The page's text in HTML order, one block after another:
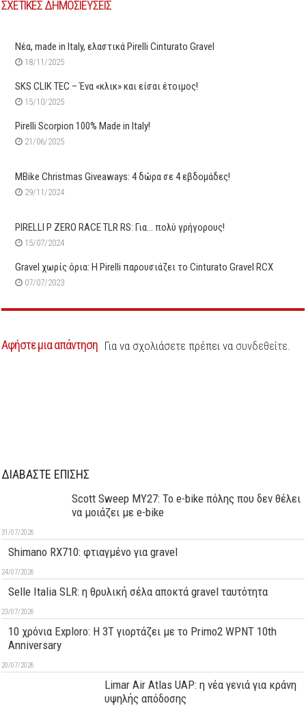
ΣΧΕΤΙΚΕΣ ΔΗΜΟΣΙΕΥΣΕΙΣ
Νέα, made in Italy, ελαστικά Pirelli Cinturato Gravel
18/11/2025
SKS CLIK TEC – Ένα «κλικ» και είσαι έτοιμος!
15/10/2025
Pirelli Scorpion 100% Made in Italy!
21/06/2025
MBike Christmas Giveaways: 4 δώρα σε 4 εβδομάδες!
29/11/2024
PIRELLI P ZERO RACE TLR RS: Για… πολύ γρήγορους!
15/07/2024
Gravel χωρίς όρια: H Pirelli παρουσιάζει το Cinturato Gravel RCX
07/07/2023
Αφήστε μια απάντηση Για να σχολιάσετε πρέπει να συνδεθείτε.
ΔΙΑΒΑΣΤΕ ΕΠΙΣΗΣ
Scott Sweep MY27: Το e-bike πόλης που δεν θέλει
να μοιάζει με e-bike
31/07/2026
Shimano RX710: φτιαγμένο για gravel
24/07/2026
Selle Italia SLR: η θρυλική σέλα αποκτά gravel ταυτότητα
23/07/2026
10 χρόνια Exploro: Η 3T γιορτάζει με το Primo2 WPNT 10th
Anniversary
20/07/2026
Limar Air Atlas UAP: η νέα γενιά για κράνη
υψηλής απόδοσης